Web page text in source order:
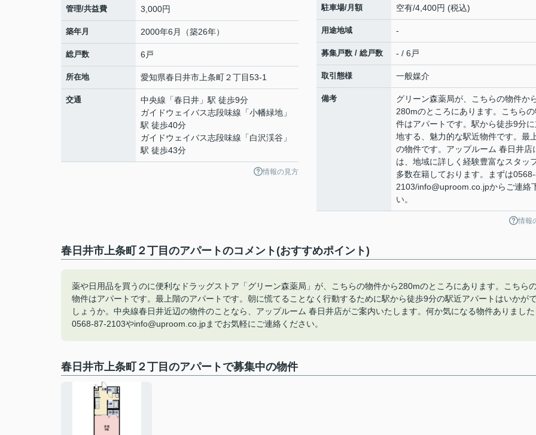
管理/共益費 3,000円
築年月 2000年6月（築26年）
総戸数 6戸
所在地 愛知県春日井市 上条町２丁目53-1
交通 中央線 「春日井 」駅 徒歩9分
ガイドウェイバス志段味線 「小幡緑地 」
駅 徒歩40分
ガイドウェイバス志段味線 「白沢渓谷 」
駅 徒歩43分
情報の見方
駐車場/月額 空有/4,400円 (税込)
用途地域 -
募集戸数 / 総戸数 - / 6戸
取引態様 一般媒介
備考
グリーン森薬局が、こちらの物件か
280mのところにあります。こちらの
件はアパートです。駅から徒歩9分に
地する、魅力的な駅近物件です。最
の物件です。アップルーム 春日井店
は、地域に詳しく経験豊富なスタッ
多数在籍しております。まずは
2103/info@uproom.co.jpからご連絡
い。
情報
春日井市上条町２丁目のアパートのコメント(おすすめポイント)
薬や日用品を買うのに便利なドラッグストア「グリーン森薬局」が、こちらの物件から280mのところにあります。こちら
物件はアパートです。最上階のアパートです。朝に慌てることなく行動するために駅から徒歩9分の駅近アパートはいかが
しょうか。中央線春日井近辺の物件のことなら、アップルーム 春日井店がご案内いたします。何か気になる物件ありました
0568-87-2103やinfo@uproom.co.jpまでお気軽にご連絡ください。
春日井市上条町２丁目のアパートで募集中の物件